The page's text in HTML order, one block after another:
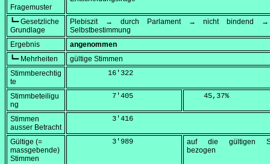
Fragemuster
┗━ Gesetzliche
Grundlage
Plebiszit → durch Parlament → nicht bindend →
Selbstbestimmung
Ergebnis
angenommen
┗━ Mehrheiten
gültige Stimmen
Stimmberechtig
te
         16'322
Stimmbeteiligu
ng
          7'405
    45,37
%
Stimmen
ausser Betracht
          3'416
Gültige (=
massgebende)
Stimmen
          3'989
auf die gültigen
bezogen